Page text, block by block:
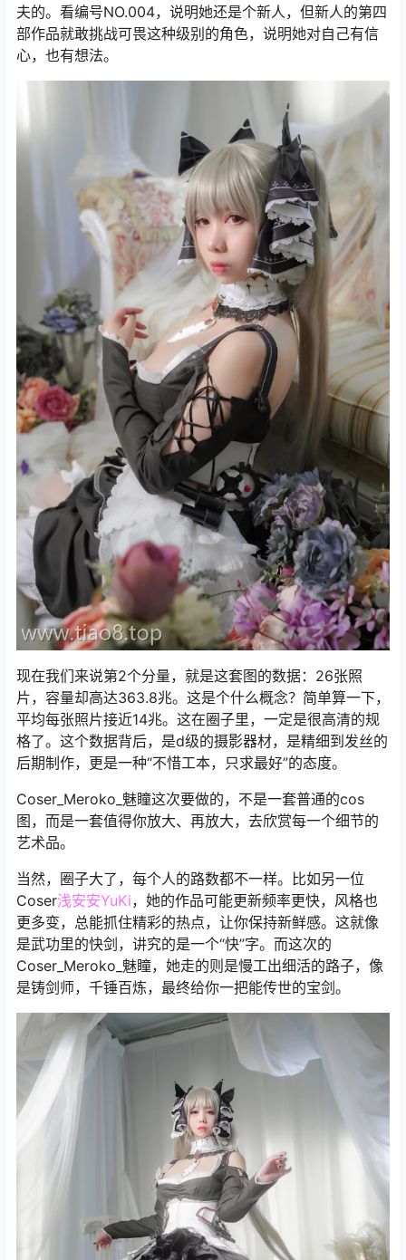
夫的。看编号NO.004，说明她还是个新人，但新人的第四
部作品就敢挑战可畏这种级别的角色，说明她对自己有信
心，也有想法。
现在我们来说第2个分量，就是这套图的数据：26张照
片，容量却高达363.8兆。这是个什么概念？简单算一下，
平均每张照片接近14兆。这在圈子里，一定是很高清的规
格了。这个数据背后，是d级的摄影器材，是精细到发丝的
后期制作，更是一种“不惜工本，只求最好”的态度。
Coser_Meroko_魅瞳这次要做的，不是一套普通的cos
图，而是一套值得你放大、再放大，去欣赏每一个细节的
艺术品。
当然，圈子大了，每个人的路数都不一样。比如另一位
Coser浅安安YuKi，她的作品可能更新频率更快，风格也
更多变，总能抓住精彩的热点，让你保持新鲜感。这就像
是武功里的快剑，讲究的是一个“快”字。而这次的
Coser_Meroko_魅瞳，她走的则是慢工出细活的路子，像
是铸剑师，千锤百炼，最终给你一把能传世的宝剑。